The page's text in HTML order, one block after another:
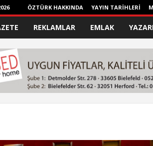
ÖZTÜRK HAKKINDA YAYIN TARİHLERİ
REKLAMLAR EMLAK